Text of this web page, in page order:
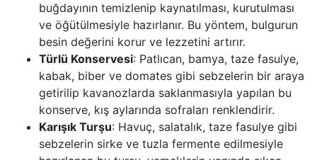
buğdayının temizlenip kaynatılması, kurutulması
ve öğütülmesiyle hazırlanır. Bu yöntem, bulgurun
besin değerini korur ve lezzetini artırır.
Türlü Konservesi: Patlıcan, bamya, taze fasulye,
kabak, biber ve domates gibi sebzelerin bir araya
getirilip kavanozlarda saklanmasıyla yapılan bu
konserve, kış aylarında sofraları renklendirir.
Karışık Turşu: Havuç, salatalık, taze fasulye gibi
sebzelerin sirke ve tuzla fermente edilmesiyle